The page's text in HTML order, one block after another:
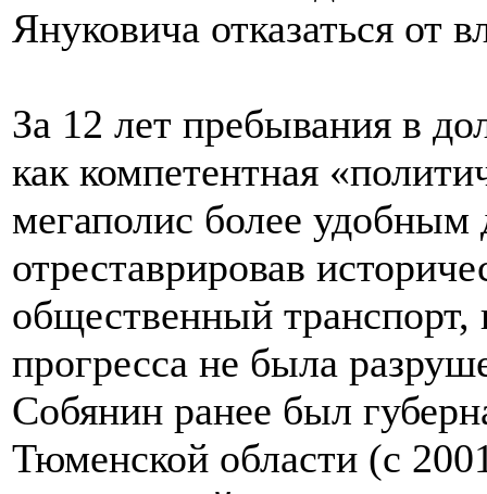
Януковича отказаться от
За 12 лет пребывания в
как компетентная
мегаполис более
отреставрировав
общественный транспорт,
прогресса не была
Собянин ранее был
Тюменской области (с